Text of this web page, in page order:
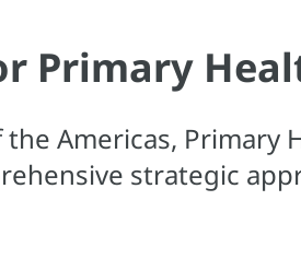
Primary
Americas, Primary
strategic